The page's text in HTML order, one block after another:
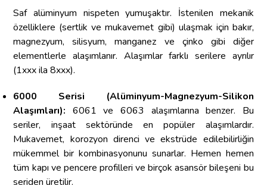
Saf alüminyum nispeten yumuşaktır. İstenilen mekanik
özelliklere (sertlik ve mukavemet gibi) ulaşmak için bakır,
magnezyum, silisyum, manganez ve çinko gibi diğer
elementlerle alaşımlanır. Alaşımlar farklı serilere ayrılır
(1xxx ila 8xxx).
6000 Serisi (Alüminyum-Magnezyum-Silikon
Alaşımları): 6061 ve 6063 alaşımlarına benzer. Bu
seriler, inşaat sektöründe en popüler alaşımlardır.
Mukavemet, korozyon direnci ve ekstrüde edilebilirliğin
mükemmel bir kombinasyonunu sunarlar. Hemen hemen
tüm kapı ve pencere profilleri ve birçok asansör bileşeni bu
seriden üretilir.